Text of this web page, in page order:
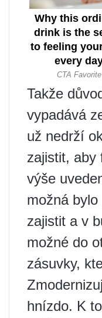
Takže
vypadává
už nedrží
zajistit, aby
výše
možná
zajistit a v
možné do
zásuvky,
hnízdo. K